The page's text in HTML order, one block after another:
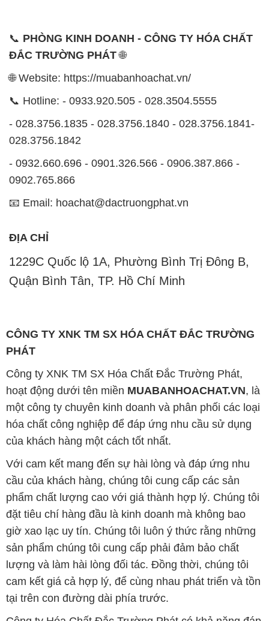
📞 PHÒNG KINH DOANH - CÔNG TY HÓA CHẤT
ĐẮC TRƯỜNG PHÁT🌐
🌐 Website: https://muabanhoachat.vn/
📞 Hotline: - 0933.920.505 - 028.3504.5555
- 028.3756.1835 - 028.3756.1840 - 028.3756.1841-
028.3756.1842
- 0932.660.696 - 0901.326.566 - 0906.387.866 -
0902.765.866
📧 Email: hoachat@dactruongphat.vn
ĐỊA CHỈ
1229C Quốc lộ 1A, Phường Bình Trị Đông B,
Quận Bình Tân, TP. Hồ Chí Minh
CÔNG TY XNK TM SX HÓA CHẤT ĐẮC TRƯỜNG
PHÁT
Công ty XNK TM SX Hóa Chất Đắc Trường Phát,
hoạt động dưới tên miền MUABANHOACHAT.VN, là
một công ty chuyên kinh doanh và phân phối các loại
hóa chất công nghiệp để đáp ứng nhu cầu sử dụng
của khách hàng một cách tốt nhất.
Với cam kết mang đến sự hài lòng và đáp ứng nhu
cầu của khách hàng, chúng tôi cung cấp các sản
phẩm chất lượng cao với giá thành hợp lý. Chúng tôi
đặt tiêu chí hàng đầu là kinh doanh mà không bao
giờ xao lạc uy tín. Chúng tôi luôn ý thức rằng những
sản phẩm chúng tôi cung cấp phải đảm bảo chất
lượng và làm hài lòng đối tác. Đồng thời, chúng tôi
cam kết giá cả hợp lý, để cùng nhau phát triển và tồn
tại trên con đường dài phía trước.